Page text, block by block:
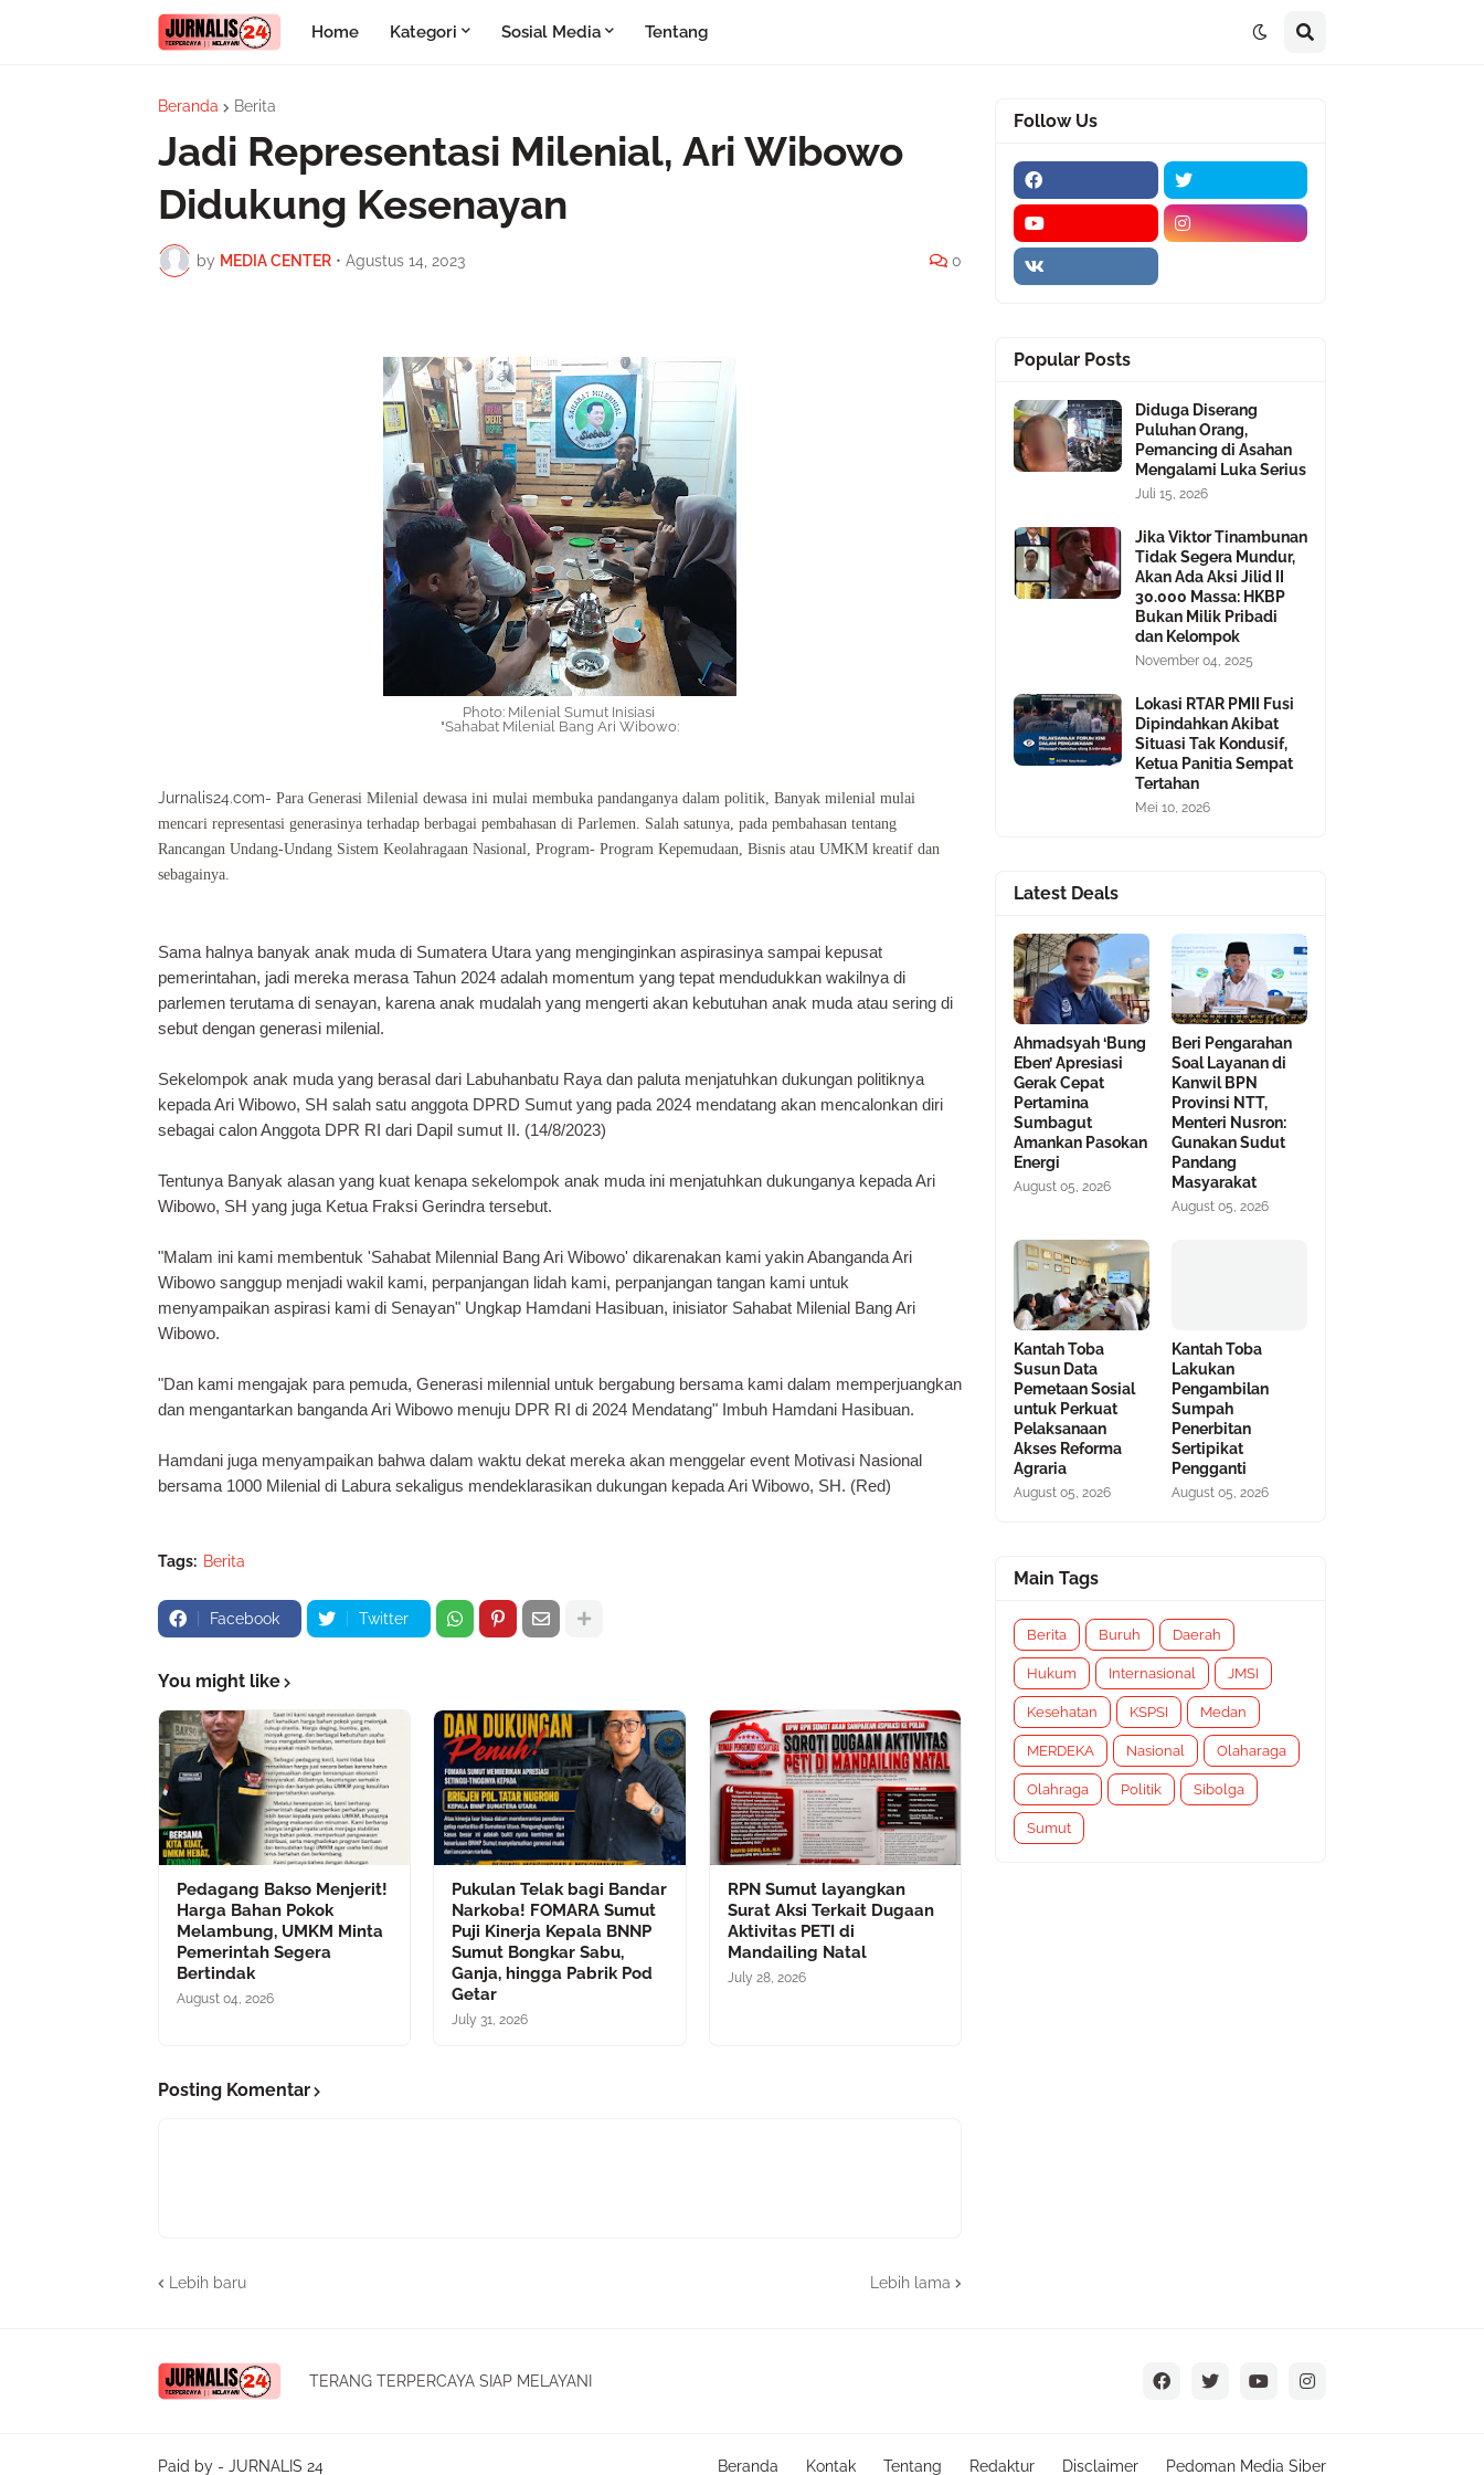
Home Kategori Sosial Media Tentang
Beranda Berita
Jadi Representasi Milenial, Ari Wibowo
Didukung Kesenayan
by MEDIA CENTER • Agustus 14, 2023 0
Photo: Milenial Sumut Inisiasi
"Sahabat Milenial Bang Ari Wibowo:
Jurnalis24.com- Para Generasi Milenial dewasa ini mulai membuka pandanganya dalam politik, Banyak milenial mulai
mencari representasi generasinya terhadap berbagai pembahasan di Parlemen. Salah satunya, pada pembahasan tentang
Rancangan Undang-Undang Sistem Keolahragaan Nasional, Program- Program Kepemudaan, Bisnis atau UMKM kreatif dan
sebagainya.
Sama halnya banyak anak muda di Sumatera Utara yang menginginkan aspirasinya sampai kepusat
pemerintahan, jadi mereka merasa Tahun 2024 adalah momentum yang tepat mendudukkan wakilnya di
parlemen terutama di senayan, karena anak mudalah yang mengerti akan kebutuhan anak muda atau sering di
sebut dengan generasi milenial.
Sekelompok anak muda yang berasal dari Labuhanbatu Raya dan paluta menjatuhkan dukungan politiknya
kepada Ari Wibowo, SH salah satu anggota DPRD Sumut yang pada 2024 mendatang akan mencalonkan diri
sebagai calon Anggota DPR RI dari Dapil sumut II. (14/8/2023)
Tentunya Banyak alasan yang kuat kenapa sekelompok anak muda ini menjatuhkan dukunganya kepada Ari
Wibowo, SH yang juga Ketua Fraksi Gerindra tersebut.
"Malam ini kami membentuk 'Sahabat Milennial Bang Ari Wibowo' dikarenakan kami yakin Abanganda Ari
Wibowo sanggup menjadi wakil kami, perpanjangan lidah kami, perpanjangan tangan kami untuk
menyampaikan aspirasi kami di Senayan" Ungkap Hamdani Hasibuan, inisiator Sahabat Milenial Bang Ari
Wibowo.
"Dan kami mengajak para pemuda, Generasi milennial untuk bergabung bersama kami dalam memperjuangkan
dan mengantarkan banganda Ari Wibowo menuju DPR RI di 2024 Mendatang" Imbuh Hamdani Hasibuan.
Hamdani juga menyampaikan bahwa dalam waktu dekat mereka akan menggelar event Motivasi Nasional
bersama 1000 Milenial di Labura sekaligus mendeklarasikan dukungan kepada Ari Wibowo, SH. (Red)
Tags: Berita
Facebook Twitter
You might like
Pedagang Bakso Menjerit!
Harga Bahan Pokok
Melambung, UMKM Minta
Pemerintah Segera
Bertindak
August 04, 2026
Pukulan Telak bagi Bandar
Narkoba! FOMARA Sumut
Puji Kinerja Kepala BNNP
Sumut Bongkar Sabu,
Ganja, hingga Pabrik Pod
Getar
July 31, 2026
RPN Sumut layangkan
Surat Aksi Terkait Dugaan
Aktivitas PETI di
Mandailing Natal
July 28, 2026
Posting Komentar
Lebih baru Lebih lama
Follow Us
Popular Posts
Diduga Diserang
Puluhan Orang,
Pemancing di Asahan
Mengalami Luka Serius
Juli 15, 2026
Jika Viktor Tinambunan
Tidak Segera Mundur,
Akan Ada Aksi Jilid II
30.000 Massa: HKBP
Bukan Milik Pribadi
dan Kelompok
November 04, 2025
Lokasi RTAR PMII Fusi
Dipindahkan Akibat
Situasi Tak Kondusif,
Ketua Panitia Sempat
Tertahan
Mei 10, 2026
Latest Deals
Ahmadsyah ‘Bung
Eben’ Apresiasi
Gerak Cepat
Pertamina
Sumbagut
Amankan Pasokan
Energi
August 05, 2026
Beri Pengarahan
Soal Layanan di
Kanwil BPN
Provinsi NTT,
Menteri Nusron:
Gunakan Sudut
Pandang
Masyarakat
August 05, 2026
Kantah Toba
Susun Data
Pemetaan Sosial
untuk Perkuat
Pelaksanaan
Akses Reforma
Agraria
August 05, 2026
Kantah Toba
Lakukan
Pengambilan
Sumpah
Penerbitan
Sertipikat
Pengganti
August 05, 2026
Main Tags
Berita Buruh Daerah
Hukum Internasional JMSI
Kesehatan KSPSI Medan
MERDEKA Nasional Olaharaga
Olahraga Politik Sibolga
Sumut
TERANG TERPERCAYA SIAP MELAYANI
Paid by - JURNALIS 24 Beranda Kontak Tentang Redaktur Disclaimer Pedoman Media Siber